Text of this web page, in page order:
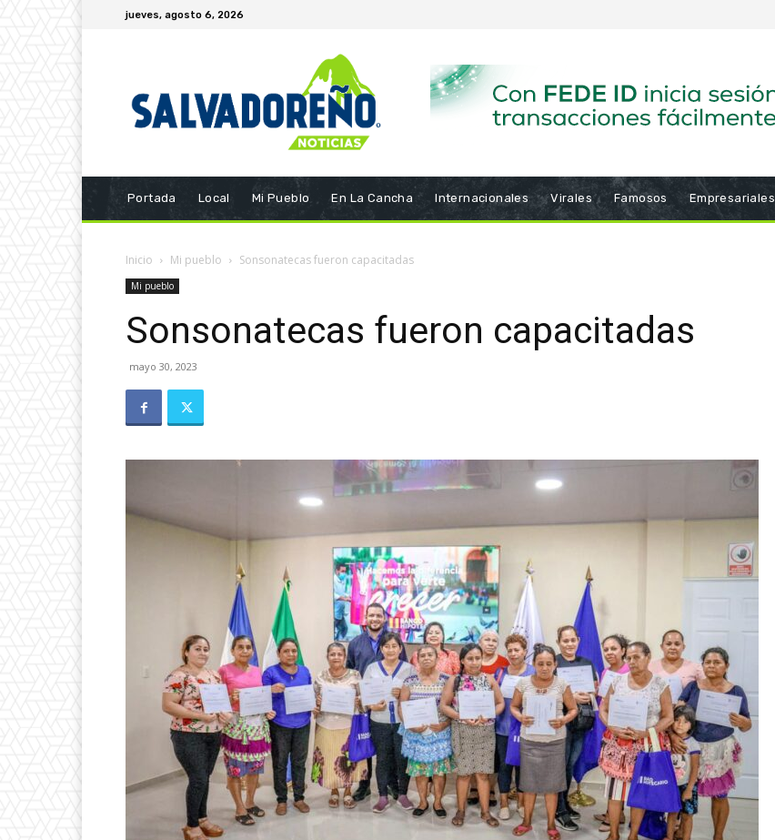
jueves, agosto 6, 2026
Portada Local Mi Pueblo En La Cancha Internacionales Virales Famosos Empresariales
Inicio Mi pueblo Sonsonatecas fueron capacitadas
Mi pueblo
Sonsonatecas fueron capacitadas
mayo 30, 2023